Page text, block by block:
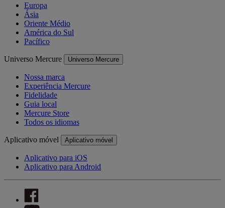
Europa
Ásia
Oriente Médio
América do Sul
Pacífico
Universo Mercure Universo Mercure
Nossa marca
Experiência Mercure
Fidelidade
Guia local
Mercure Store
Todos os idiomas
Aplicativo móvel Aplicativo móvel
Aplicativo para iOS
Aplicativo para Android